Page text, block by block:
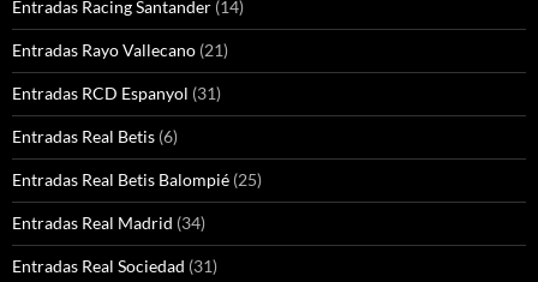
Entradas Racing Santander (14)
Entradas Rayo Vallecano (21)
Entradas RCD Espanyol (31)
Entradas Real Betis (6)
Entradas Real Betis Balompié (25)
Entradas Real Madrid (34)
Entradas Real Sociedad (31)